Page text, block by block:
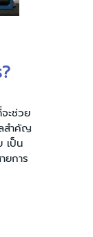
ะช่วย
สำคัญ
เป็น
ยการ